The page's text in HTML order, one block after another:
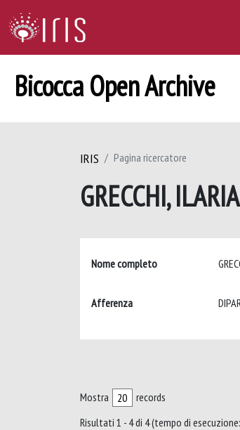
Bicocca Open Archive
IRIS Pagina ricercatore
GRECCHI, ILARIA
Nome completo
Afferenza
Mostra
records
Risultati 1 - 4 di 4 (tempo di